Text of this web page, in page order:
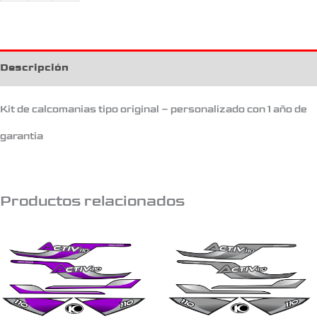
Descripción
Kit de calcomanias tipo original – personalizado con 1 año de
garantia
Productos relacionados